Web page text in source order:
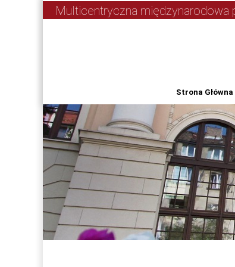
Multicentryczna międzynarodowa
Strona Główna